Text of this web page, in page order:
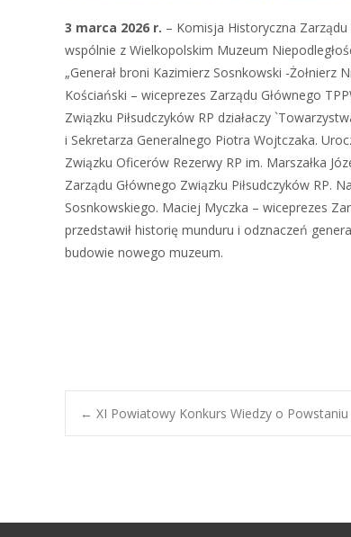
3 marca 2026 r. – Komisja Historyczna
wspólnie z Wielkopolskim Muzeum
„Generał broni Kazimierz Sosnkowski -Żołnierz
Kościański – wiceprezes Zarządu Głównego
Związku Piłsudczyków RP działaczy
i Sekretarza Generalnego Piotra Wojtczaka.
Związku Oficerów Rezerwy RP im. Marszałka
Zarządu Głównego Związku Piłsudczyków RP.
Sosnkowskiego. Maciej Myczka – wiceprezes
przedstawił historię munduru i odznaczeń
budowie nowego muzeum.
Post
← XI Powiatowy Konkurs Wiedzy o